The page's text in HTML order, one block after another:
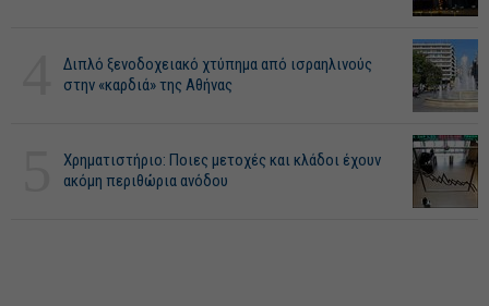
Διπλό ξενοδοχειακό χτύπημα από ισραηλινούς
στην «καρδιά» της Αθήνας
Χρηματιστήριο: Ποιες μετοχές και κλάδοι έχουν
ακόμη περιθώρια ανόδου